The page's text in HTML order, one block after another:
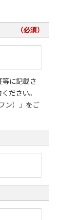
（必須）
に記載さ
ださい。
ン）」をご